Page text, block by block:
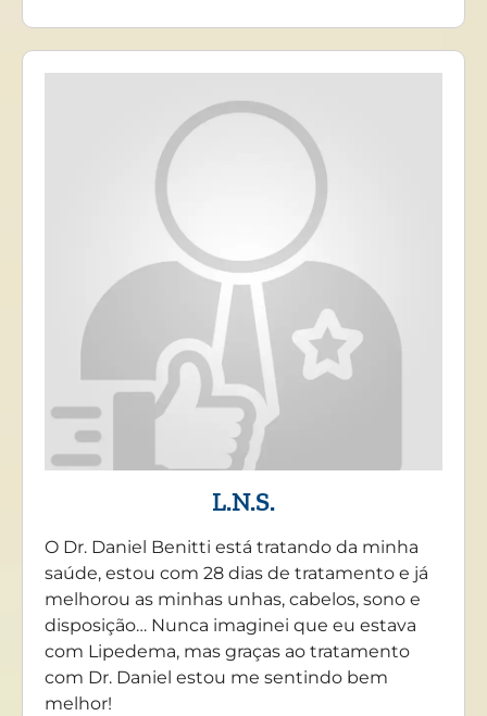
L.N.S.
O Dr. Daniel Benitti está tratando da minha
saúde, estou com 28 dias de tratamento e já
melhorou as minhas unhas, cabelos, sono e
disposição… Nunca imaginei que eu estava
com Lipedema, mas graças ao tratamento
com Dr. Daniel estou me sentindo bem
melhor!